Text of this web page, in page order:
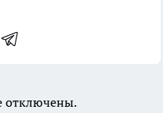
отключены.